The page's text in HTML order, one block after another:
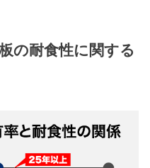
の耐食性に関する